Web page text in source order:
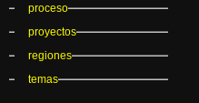
proceso
proyectos
regiones
temas